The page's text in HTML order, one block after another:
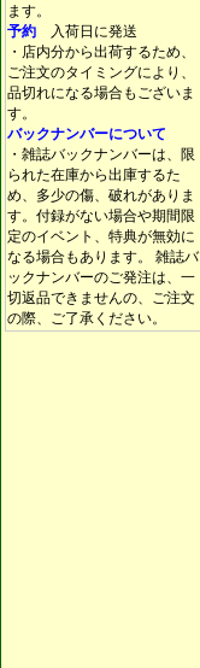
ます。
予約 入荷日に発送
・店内分から出荷するため、
ご注文のタイミングにより、
品切れになる場合もございま
す。
バックナンバーについて
・雑誌バックナンバーは、限
られた在庫から出庫するた
め、多少の傷、破れがありま
す。付録がない場合や期間限
定のイベント、特典が無効に
なる場合もあります。 雑誌バ
ックナンバーのご発注は、一
切返品できませんの、ご注文
の際、ご了承ください。